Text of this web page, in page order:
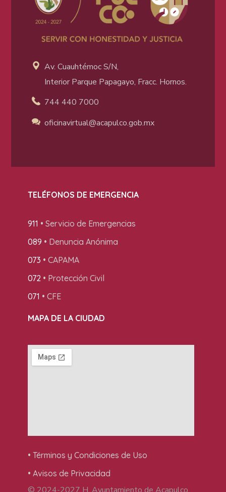
Av. Cuauhtémoc S/N,
Interior Parque Papagayo, Fracc. Hornos.
744 440 7000
oficinavirtual@acapulco.gob.mx
TELÉFONOS DE EMERGENCIA
911 • Servicio de Emergencias
089 • Denuncia Anónima
073 • CAPAMA
072• Protección Civil
071 • CFE
MAPA DE LA CIUDAD
• Términos y Condiciones de Uso
• Avisos de Privacidad